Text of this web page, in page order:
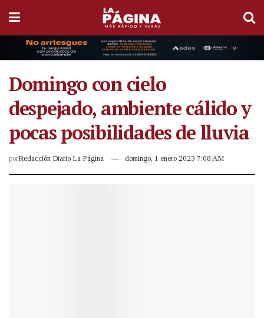
Domingo con cielo
despejado, ambiente cálido y
pocas posibilidades de lluvia
porRedacción Diario La Página domingo, 1 enero 2023 7:08 AM